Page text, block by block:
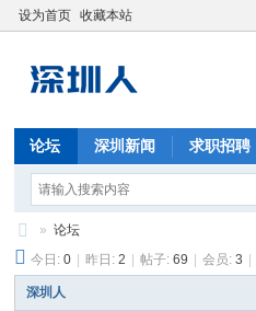
设为首页 收藏本站
论坛 深圳新闻 求职招聘
深
圳
» 论坛
今日:0 昨日:2 帖子:69 会员:3
深圳人